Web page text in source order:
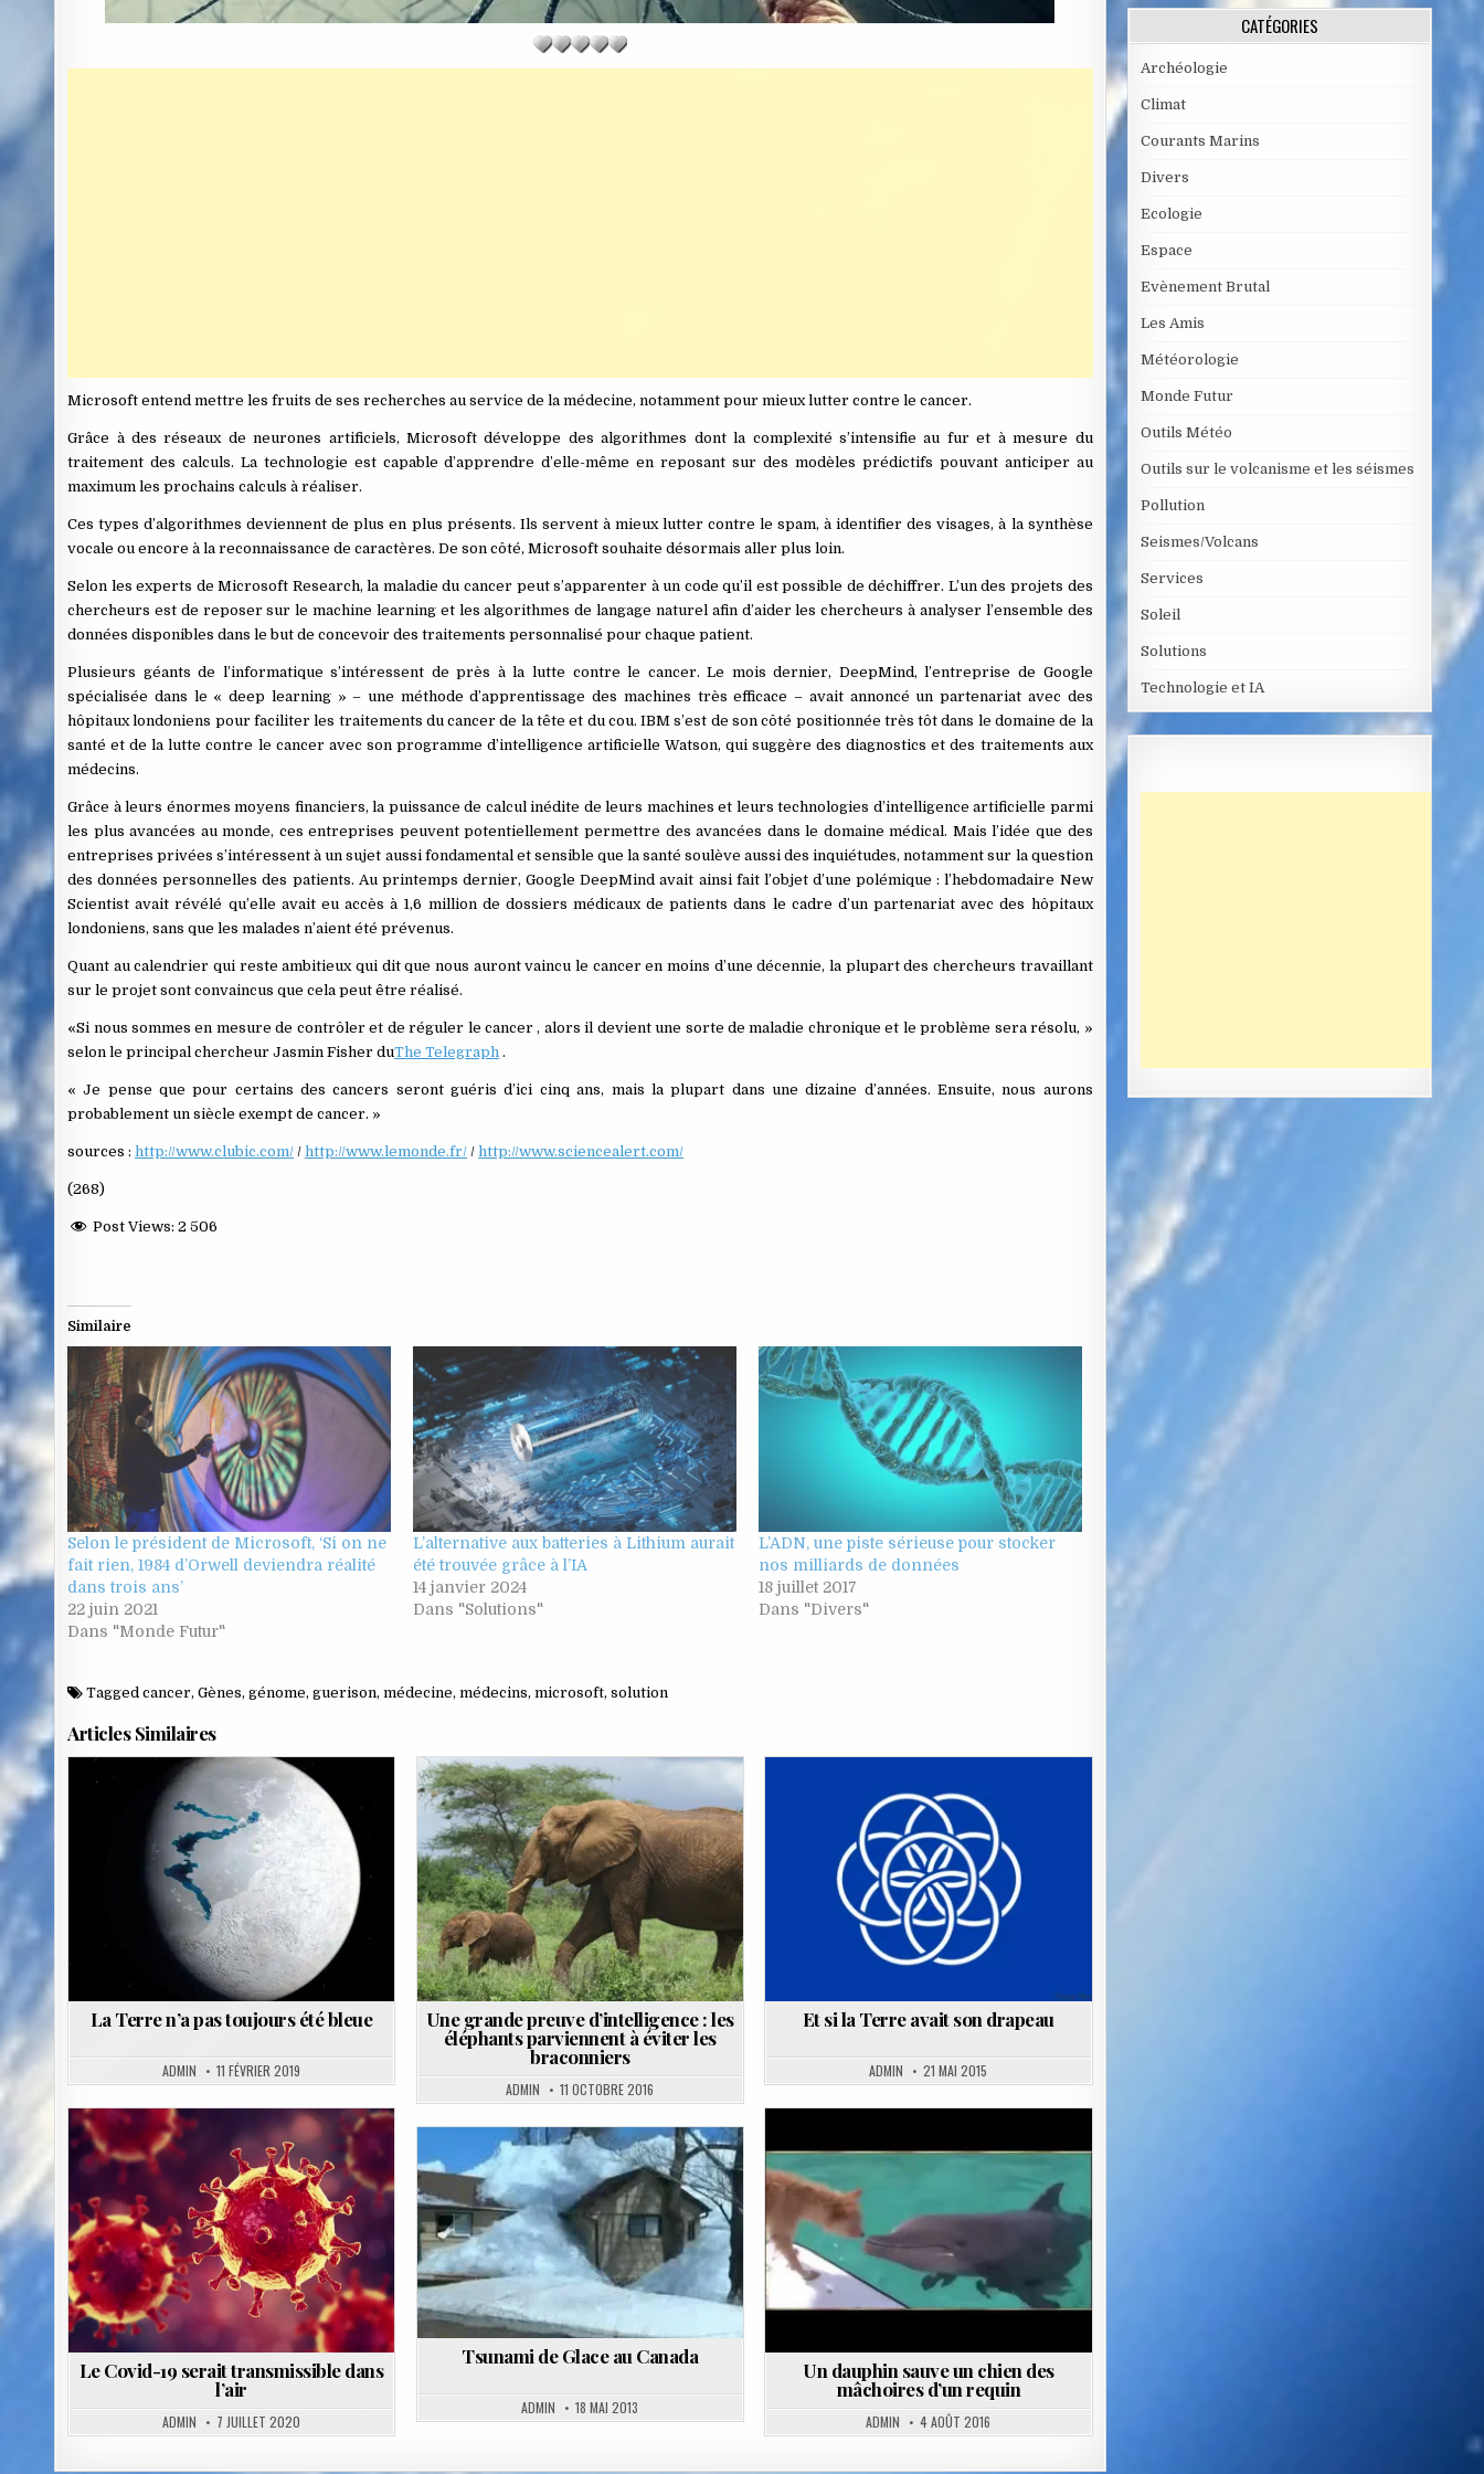
Microsoft entend mettre les fruits de ses recherches au service de la médecine, notamment pour mieux lutter contre le cancer.
Grâce à des réseaux de neurones artificiels, Microsoft développe des algorithmes dont la complexité s’intensifie au fur et à mesure du
traitement des calculs. La technologie est capable d’apprendre d’elle-même en reposant sur des modèles prédictifs pouvant anticiper au
maximum les prochains calculs à réaliser.
Ces types d’algorithmes deviennent de plus en plus présents. Ils servent à mieux lutter contre le spam, à identifier des visages, à la synthèse
vocale ou encore à la reconnaissance de caractères. De son côté, Microsoft souhaite désormais aller plus loin.
Selon les experts de Microsoft Research, la maladie du cancer peut s’apparenter à un code qu’il est possible de déchiffrer. L’un des projets des
chercheurs est de reposer sur le machine learning et les algorithmes de langage naturel afin d’aider les chercheurs à analyser l’ensemble des
données disponibles dans le but de concevoir des traitements personnalisé pour chaque patient.
Plusieurs géants de l’informatique s’intéressent de près à la lutte contre le cancer. Le mois dernier, DeepMind, l’entreprise de Google
spécialisée dans le « deep learning » – une méthode d’apprentissage des machines très efficace – avait annoncé un partenariat avec des
hôpitaux londoniens pour faciliter les traitements du cancer de la tête et du cou. IBM s’est de son côté positionnée très tôt dans le domaine de la
santé et de la lutte contre le cancer avec son programme d’intelligence artificielle Watson, qui suggère des diagnostics et des traitements aux
médecins.
Grâce à leurs énormes moyens financiers, la puissance de calcul inédite de leurs machines et leurs technologies d’intelligence artificielle parmi
les plus avancées au monde, ces entreprises peuvent potentiellement permettre des avancées dans le domaine médical. Mais l’idée que des
entreprises privées s’intéressent à un sujet aussi fondamental et sensible que la santé soulève aussi des inquiétudes, notamment sur la question
des données personnelles des patients. Au printemps dernier, Google DeepMind avait ainsi fait l’objet d’une polémique : l’hebdomadaire New
Scientist avait révélé qu’elle avait eu accès à 1,6 million de dossiers médicaux de patients dans le cadre d’un partenariat avec des hôpitaux
londoniens, sans que les malades n’aient été prévenus.
Quant au calendrier qui reste ambitieux qui dit que nous auront vaincu le cancer en moins d’une décennie, la plupart des chercheurs travaillant
sur le projet sont convaincus que cela peut être réalisé.
«Si nous sommes en mesure de contrôler et de réguler le cancer , alors il devient une sorte de maladie chronique et le problème sera résolu, »
selon le principal chercheur Jasmin Fisher duThe Telegraph .
« Je pense que pour certains des cancers seront guéris d’ici cinq ans, mais la plupart dans une dizaine d’années. Ensuite, nous aurons
probablement un siècle exempt de cancer. »
sources :http://www.clubic.com/ /http://www.lemonde.fr/ /http://www.sciencealert.com/
(268)
Post Views: 2 506
Similaire
Selon le président de Microsoft, ‘Si on ne
fait rien, 1984 d’Orwell deviendra réalité
dans trois ans’
22 juin 2021
Dans "Monde Futur"
L’alternative aux batteries à Lithium aurait
été trouvée grâce à l’IA
14 janvier 2024
Dans "Solutions"
L’ADN, une piste sérieuse pour stocker
nos milliards de données
18 juillet 2017
Dans "Divers"
Taggedcancer,Gènes,génome,guerison,médecine,médecins,microsoft,solution
Articles Similaires
Posted
in
La Terre n’a pas toujours été bleue
ADMIN 11 FÉVRIER 2019
Posted
in
Une grande preuve d’intelligence : les
éléphants parviennent à éviter les
braconniers
ADMIN 11 OCTOBRE 2016
Posted
in
Et si la Terre avait son drapeau
ADMIN 21 MAI 2015
Posted
in
Le Covid-19 serait transmissible dans
l’air
ADMIN 7 JUILLET 2020
Un dauphin sauve un chien des
mâchoires d’un requin
ADMIN 4 AOÛT 2016
Posted
Tsunami de Glace au Canada
ADMIN 18 MAI 2013
CATÉGORIES
Archéologie
Climat
Courants Marins
Divers
Ecologie
Espace
Evènement Brutal
Les Amis
Météorologie
Monde Futur
Outils Météo
Outils sur le volcanisme et les séismes
Pollution
Seismes/Volcans
Services
Soleil
Solutions
Technologie et IA